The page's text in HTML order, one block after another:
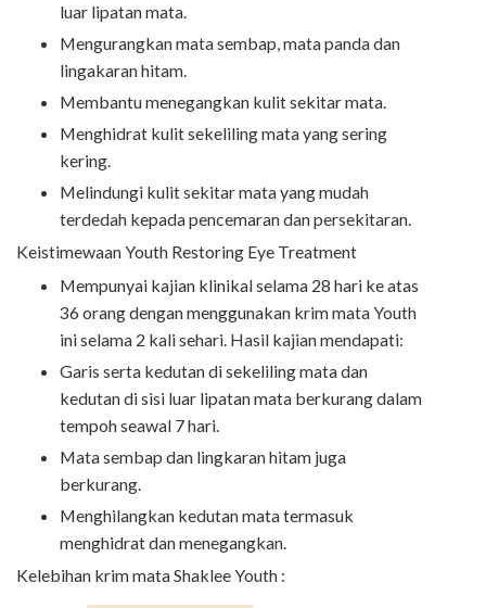
luar lipatan mata.
Mengurangkan mata sembap, mata panda dan
lingakaran hitam.
Membantu menegangkan kulit sekitar mata.
Menghidrat kulit sekeliling mata yang sering
kering.
Melindungi kulit sekitar mata yang mudah
terdedah kepada pencemaran dan persekitaran.
Keistimewaan Youth Restoring Eye Treatment
Mempunyai kajian klinikal selama 28 hari ke atas
36 orang dengan menggunakan krim mata Youth
ini selama 2 kali sehari. Hasil kajian mendapati:
Garis serta kedutan di sekeliling mata dan
kedutan di sisi luar lipatan mata berkurang dalam
tempoh seawal 7 hari.
Mata sembap dan lingkaran hitam juga
berkurang.
Menghilangkan kedutan mata termasuk
menghidrat dan menegangkan.
Kelebihan krim mata Shaklee Youth :